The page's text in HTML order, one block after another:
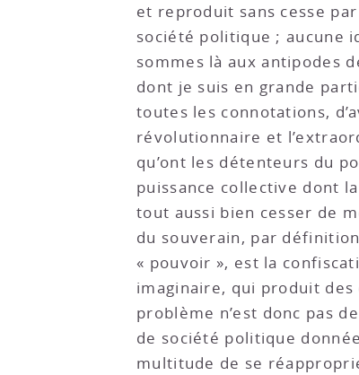
et reproduit sans cesse
société politique ; aucune
sommes là aux antipodes
dont je suis en grande
toutes les connotations,
révolutionnaire et
qu’ont les détenteurs du
puissance collective dont
tout aussi bien cesser de
du souverain, par
« pouvoir », est la
imaginaire, qui produit
problème n’est donc pas
de société politique
multitude de se